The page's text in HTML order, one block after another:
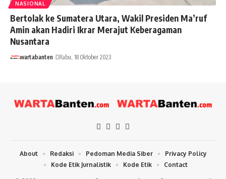
NASIONAL
Bertolak ke Sumatera Utara, Wakil Presiden Ma’ruf
Amin akan Hadiri Ikrar Merajut Keberagaman
Nusantara
wartabanten Rabu, 18 Oktober 2023
About Redaksi Pedoman Media Siber
Privacy Policy
Kode Etik Jurnalistik
Kode Etik Contact